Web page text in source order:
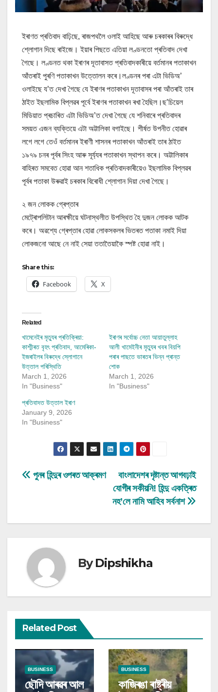
ইৰাণত প্ৰতিবাদ বাঢ়িছে, ৰাজপথলৈ ওলাই আহিছে আৰু চৰকাৰৰ বিৰুদ্ধে
শ্লোগান দিছে ৰাইজে। ইয়াৰ পিছতে এতিয়া লণ্ডনতো প্ৰতিবাদ দেখা
গৈছে। লণ্ডনত থকা ইৰাণৰ দূতাবাসত প্ৰতিবাদকাৰীয়ে বৰ্তমানৰ পতাকাখন
আঁতৰাই পুৰণি পতাকাখন উত্তোলন কৰে।লণ্ডনৰ পৰা এটা ভিডিঅ’
ওলাইছে য’ত দেখা গৈছে যে ইৰাণৰ পতাকাখন দূতাবাসৰ পৰা আঁতৰাই তাৰ
ঠাইত ইছলামিক বিপ্লৱৰ পূৰ্বে ইৰাণৰ পতাকাখন ৰখা হৈছিল।ছ’চিয়েল
মিডিয়াত প্ৰচাৰিত এটা ভিডিঅ’ত দেখা গৈছে যে শনিবাৰে প্ৰতিবাদৰ
সময়ত এজন ব্যক্তিয়ে এটা অট্টালিকা বগাইছে। শীৰ্ষত উপনীত হোৱাৰ
লগে লগে তেওঁ বৰ্তমানৰ ইৰাণী শাসনৰ পতাকাখন আঁতৰাই তাৰ ঠাইত
১৯৭৯ চনৰ পূৰ্বৰ সিংহ আৰু সূৰ্য্যৰ পতাকাখন স্থাপন কৰে। অট্টালিকাৰ
বাহিৰত সমবেত হোৱা আন শতাধিক প্ৰতিবাদকাৰীয়েও ইছলামিক বিপ্লৱৰ
পূৰ্বৰ পতাকা উৰুৱাই চৰকাৰ বিৰোধী শ্লোগান দিয়া দেখা গৈছে।
২ জন লোকক গ্ৰেপ্তাৰ
মেট্ৰোপলিটান আৰক্ষীয়ে ঘটনাস্থলীত উপস্থিত হৈ দুজন লোকক আটক
কৰে। অৱশ্যে গ্ৰেপ্তাৰ হোৱা লোকসকলৰ ভিতৰত পতাকা নমাই দিয়া
লোকজনো আছে নে নাই সেয়া ততাতৈয়াকৈ স্পষ্ট হোৱা নাই।
Share this:
Facebook X
Related
খামেনেইৰ মৃত্যুৰ প্ৰতিক্ৰিয়া:
কাশ্মীৰত বৃহৎ প্ৰতিবাদ, আমেৰিকা-
ইজৰাইলৰ বিৰুদ্ধে স্লোগানে
উত্তাল পৰিস্থিতি
March 1, 2026
In "Business"
ইৰাণৰ সৰ্বোচ্চ নেতা আয়াতুল্লাহ
আলী খামেইনীৰ মৃত্যুৰ খবৰ বিয়পি
পৰাৰ পাছতে ভাৰতৰ ভিন্ন প্ৰান্ত
শোক
March 1, 2026
In "Business"
প্ৰতিবাদত উত্তাল ইৰাণ
January 9, 2026
In "Business"
Post
বাংলাদেশৰ দৃষ্টান্ত আগবঢ়াই
যোগীৰ সকীয়নি! হিন্দু একত্ৰিত
নহ’লে নামি আহিব সৰ্বনাশ
পুনৰ হিন্দুৰ ওপৰত আক্ৰমণ
ByDipshikha
Related Post
BUSINESS
ছৌদি আৰৱৰ আল
BUSINESS
কাজিৰঙা ৰাষ্ট্ৰীয়